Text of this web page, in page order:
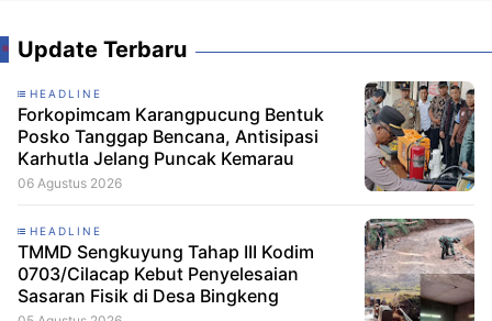
Update Terbaru
HEADLINE
Forkopimcam Karangpucung Bentuk
Posko Tanggap Bencana, Antisipasi
Karhutla Jelang Puncak Kemarau
06 Agustus 2026
HEADLINE
TMMD Sengkuyung Tahap III Kodim
0703/Cilacap Kebut Penyelesaian
Sasaran Fisik di Desa Bingkeng